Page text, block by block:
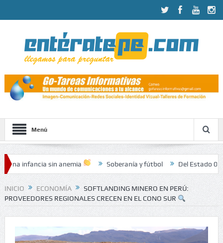
Menú
sin anemia Soberanía y fútbol Del Estado 07.08.2026
INICIO ECONOMÍA
SOFTLANDING MINERO EN PERÚ:
PROVEEDORES REGIONALES CRECEN EN EL CONO SUR